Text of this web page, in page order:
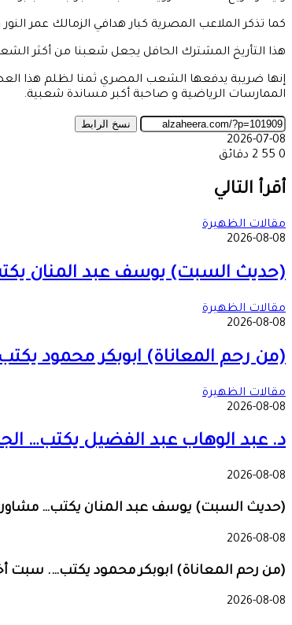
كما تذكر الملاعب المصرية كبار هدافي الزمالك عمر
هذا التأريخ المشترك الحافل يجعل شعبنا من أكثر
إنها ضريبة يدفعها الشعب المصري ثمنا لظلم هذا
الممارسات الرياضية و صاحبة أكبر مساندة شعبية.
نسخ الرابط
2026-07-08
0
2 دقائق
عبر
البريد
أقرأ التالي
مقالات الظهيرة
2026-08-08
(حديث السبت) يوسف عبد المنان
مقالات الظهيرة
2026-08-08
(من رحم المعاناة) ابوبكر محمود
مقالات الظهيرة
2026-08-08
د. عبد الوهاب عبد الفضيل يكتب…
2026-08-08
(حديث السبت) يوسف عبد المنان يكتب…
2026-08-08
(من رحم المعاناة) ابوبكر محمود يكتب…. سبت
2026-08-08